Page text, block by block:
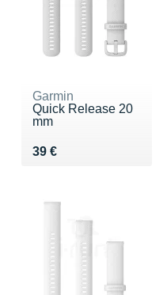
Garmin
Quick Release 20
mm
39 €
Vendu 39 €